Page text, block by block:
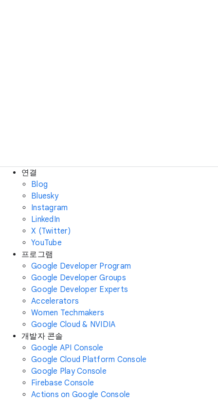
연결
Blog
Bluesky
Instagram
LinkedIn
X (Twitter)
YouTube
프로그램
Google Developer Program
Google Developer Groups
Google Developer Experts
Accelerators
Women Techmakers
Google Cloud & NVIDIA
개발자 콘솔
Google API Console
Google Cloud Platform Console
Google Play Console
Firebase Console
Actions on Google Console